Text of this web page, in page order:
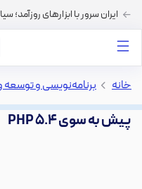
ایران سرور با ابزارهای روزآمد؛
خانه > برنامه‌نویسی و
پیش به سوی PHP 5.4